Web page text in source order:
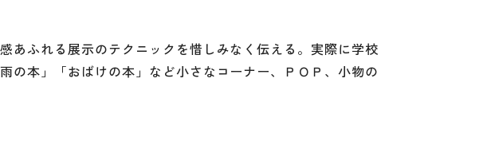
あふれる展示のテクニックを惜しみなく伝える。実際に学校
の本」「おばけの本」など小さなコーナー、ＰＯＰ、小物の